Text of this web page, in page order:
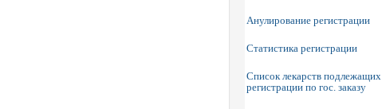
Анулирование регистрации
Статистика регистрации
Список лекарств подлежащих
регистрации по гос. заказу